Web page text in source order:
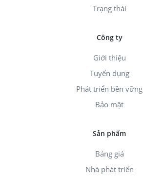
Trạng thái
Công ty
Giới thiệu
Tuyển dụng
Phát triển bền vững
Bảo mật
Sản phẩm
Bảng giá
Nhà phát triển